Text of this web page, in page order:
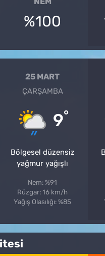
%100
25 MART
ÇARŞAMBA
9°
Bölgesel düzensiz
yağmur yağışlı
Nem: %91
Rüzgar: 16 km/h
Yağış Olasılığı: %85